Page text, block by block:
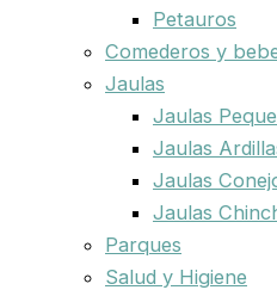
Petauros
Comederos y
Jaulas
Jaulas
Jaulas
Jaulas
Jaulas
Parques
Salud y Higiene